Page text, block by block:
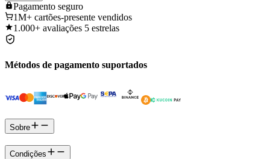
Pagamento seguro
1M+ cartões-presente vendidos
1.000+ avaliações 5 estrelas
Métodos de pagamento suportados
Sobre
Condições